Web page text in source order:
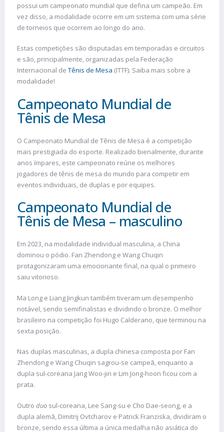
possui um campeonato mundial que defina um campeão. Em
vez disso, a modalidade ocorre em um sistema com uma série
de torneios que ocorrem ao longo do ano.
Estas competições são disputadas em temporadas e circuitos
e são, principalmente, organizadas pela Federação
Internacional de Tênis de Mesa (ITTF). Saiba mais sobre a
modalidade!
Campeonato Mundial de
Tênis de Mesa
O Campeonato Mundial de Tênis de Mesa é a competição
mais prestigiada do esporte. Realizado bienalmente, durante
anos ímpares, este campeonato reúne os melhores
jogadores de tênis de mesa do mundo para competir em
eventos individuais, de duplas e por equipes.
Campeonato Mundial de
Tênis de Mesa – masculino
Em 2023, na modalidade individual masculina, a China
dominou o pódio. Fan Zhendong e Wang Chuqin
protagonizaram uma emocionante final, na qual o primeiro
saiu vitorioso.
Ma Long e Liang Jingkun também tiveram um desempenho
notável, sendo semifinalistas e dividindo o bronze. O melhor
brasileiro na competição foi Hugo Calderano, que terminou na
sexta posição.
Nas duplas masculinas, a dupla chinesa composta por Fan
Zhendong e Wang Chuqin sagrou-se campeã, enquanto a
dupla sul-coreana Jang Woo-jin e Lim Jong-hoon ficou com a
prata.
Outro duo sul-coreana, Lee Sang-su e Cho Dae-seong, e a
dupla alemã, Dimitrij Ovtcharov e Patrick Franziska, dividiram o
bronze, sendo essa última a única medalha não asiática do